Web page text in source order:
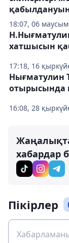
18:07, 06
17:18, 16
хатшысын
16:08, 28
Нығматулин
отырысында
хабардар
Пікірлер